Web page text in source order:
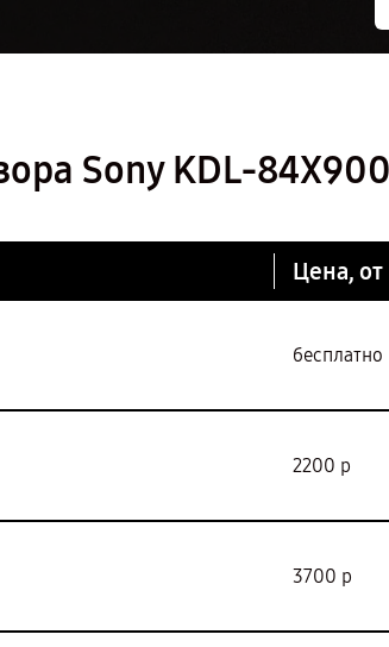
Sony KDL-
Цена, от
бесплатно
2200 р
3700 р